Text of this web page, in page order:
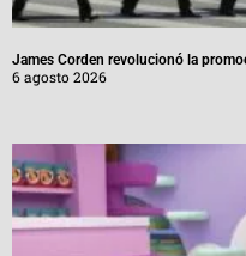
James Corden revolucionó la
6 agosto 2026